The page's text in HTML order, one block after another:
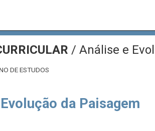
/ Análise e
DE ESTUDOS
da Paisagem